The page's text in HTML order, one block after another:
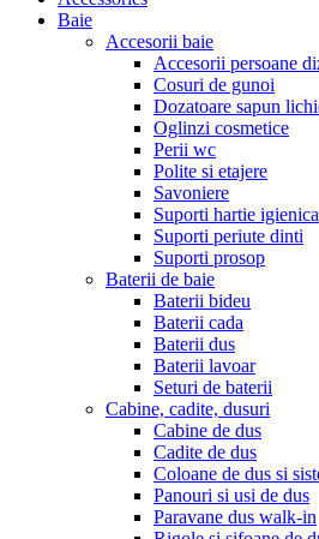
Baie
Accesorii baie
Accesorii persoane
Cosuri de gunoi
Dozatoare sapun
Oglinzi cosmetice
Perii wc
Polite si etajere
Savoniere
Suporti hartie igienica
Suporti periute dinti
Suporti prosop
Baterii de baie
Baterii bideu
Baterii cada
Baterii dus
Baterii lavoar
Seturi de baterii
Cabine, cadite, dusuri
Cabine de dus
Cadite de dus
Coloane de dus si
Panouri si usi de dus
Paravane dus walk-in